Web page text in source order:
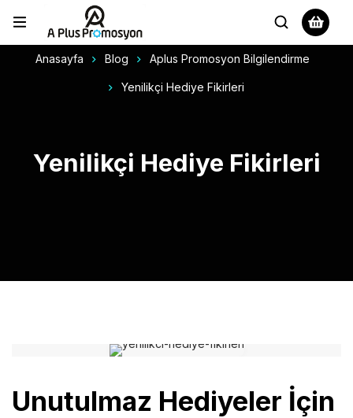
Anasayfa Blog Aplus Promosyon Bilgilendirme
Yenilikçi Hediye Fikirleri
Yenilikçi Hediye Fikirleri
Unutulmaz Hediyeler İçin